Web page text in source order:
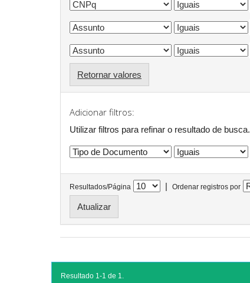
Retornar valores
Adicionar filtros:
Utilizar filtros para refinar o resultado de busca.
Resultados/Página | Ordenar registros por
Resultado 1-1 de 1.